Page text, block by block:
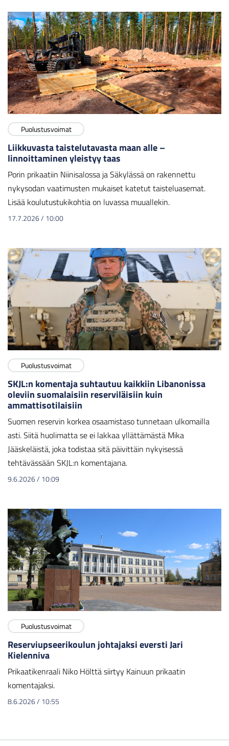
Puolustusvoimat
Liikkuvasta taistelutavasta maan alle –
linnoittaminen yleistyy taas
Porin prikaatiin Niinisalossa ja Säkylässä on rakennettu
nykysodan vaatimusten mukaiset katetut taisteluasemat.
Lisää koulutustukikohtia on luvassa muuallekin.
17.7.2026/ 10:00
Puolustusvoimat
SKJL:n komentaja suhtautuu kaikkiin Libanonissa
oleviin suomalaisiin reserviläisiin kuin
ammattisotilaisiin
Suomen reservin korkea osaamistaso tunnetaan ulkomailla
asti. Siitä huolimatta se ei lakkaa yllättämästä Mika
Jääskeläistä, joka todistaa sitä päivittäin nykyisessä
tehtävässään SKJL:n komentajana.
9.6.2026/ 10:09
Puolustusvoimat
Reserviupseerikoulun johtajaksi eversti Jari
Kielenniva
Prikaatikenraali Niko Hölttä siirtyy Kainuun prikaatin
komentajaksi.
8.6.2026/ 10:55